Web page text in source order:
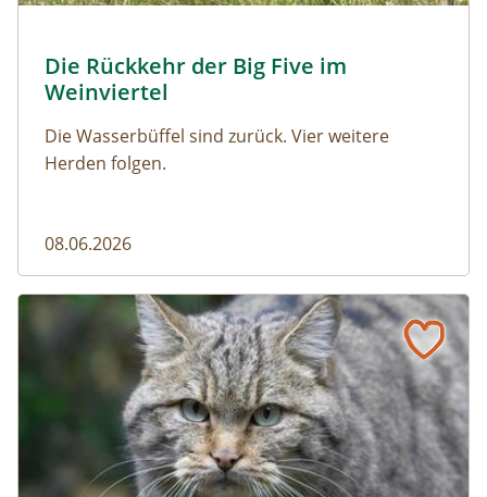
Naturmagazin: Die Rückkehr der Big Five im
Die Rückkehr der Big Five im
Weinviertel
Die Wasserbüffel sind zurück. Vier weitere
Herden folgen.
08.06.2026
Vom Acker zum Wildkatzen-Korridor